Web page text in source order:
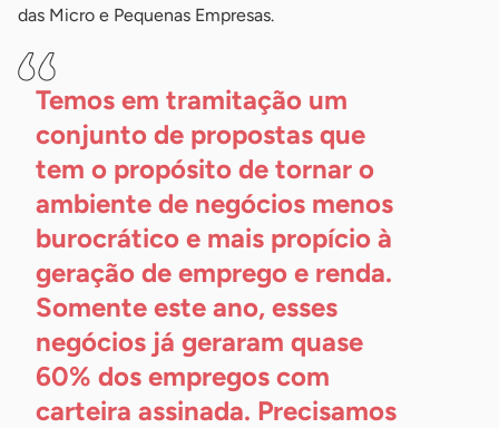
das Micro e Pequenas Empresas.
Temos em tramitação um
conjunto de propostas que
tem o propósito de tornar o
ambiente de negócios menos
burocrático e mais propício à
geração de emprego e renda.
Somente este ano, esses
negócios já geraram quase
60% dos empregos com
carteira assinada. Precisamos